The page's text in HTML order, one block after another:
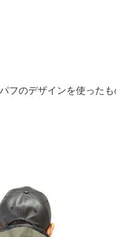
フのデザインを使ったも